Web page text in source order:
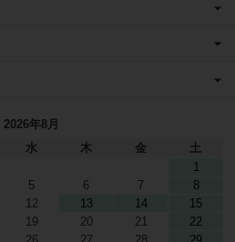
2026年8月
水 木 金
土
1
5 6 7
8
12 13 14
15
19 20 21
22